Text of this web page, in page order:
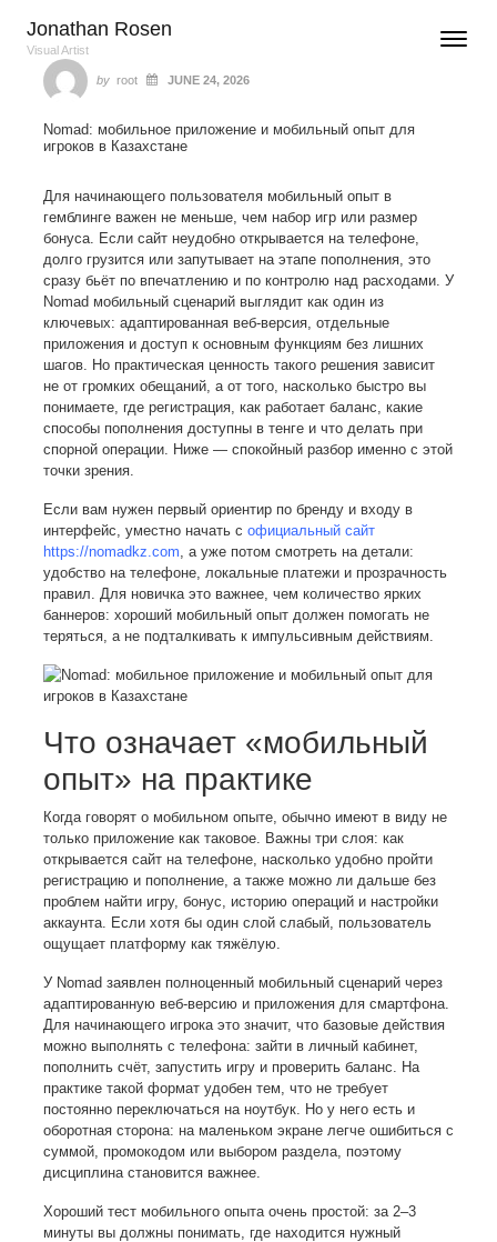
Jonathan Rosen
Visual Artist Toggle
Menu
by root
JUNE 24, 2026
Nomad: мобильное приложение и мобильный опыт для
игроков в Казахстане
Для начинающего пользователя мобильный опыт в
гемблинге важен не меньше, чем набор игр или размер
бонуса. Если сайт неудобно открывается на телефоне,
долго грузится или запутывает на этапе пополнения, это
сразу бьёт по впечатлению и по контролю над расходами. У
Nomad мобильный сценарий выглядит как один из
ключевых: адаптированная веб-версия, отдельные
приложения и доступ к основным функциям без лишних
шагов. Но практическая ценность такого решения зависит
не от громких обещаний, а от того, насколько быстро вы
понимаете, где регистрация, как работает баланс, какие
способы пополнения доступны в тенге и что делать при
спорной операции. Ниже — спокойный разбор именно с этой
точки зрения.
Если вам нужен первый ориентир по бренду и входу в
интерфейс, уместно начать с официальный сайт
https://nomadkz.com, а уже потом смотреть на детали:
удобство на телефоне, локальные платежи и прозрачность
правил. Для новичка это важнее, чем количество ярких
баннеров: хороший мобильный опыт должен помогать не
теряться, а не подталкивать к импульсивным действиям.
Что означает «мобильный
опыт» на практике
Когда говорят о мобильном опыте, обычно имеют в виду не
только приложение как таковое. Важны три слоя: как
открывается сайт на телефоне, насколько удобно пройти
регистрацию и пополнение, а также можно ли дальше без
проблем найти игру, бонус, историю операций и настройки
аккаунта. Если хотя бы один слой слабый, пользователь
ощущает платформу как тяжёлую.
У Nomad заявлен полноценный мобильный сценарий через
адаптированную веб-версию и приложения для смартфона.
Для начинающего игрока это значит, что базовые действия
можно выполнять с телефона: зайти в личный кабинет,
пополнить счёт, запустить игру и проверить баланс. На
практике такой формат удобен тем, что не требует
постоянно переключаться на ноутбук. Но у него есть и
оборотная сторона: на маленьком экране легче ошибиться с
суммой, промокодом или выбором раздела, поэтому
дисциплина становится важнее.
Хороший тест мобильного опыта очень простой: за 2–3
минуты вы должны понимать, где находится нужный